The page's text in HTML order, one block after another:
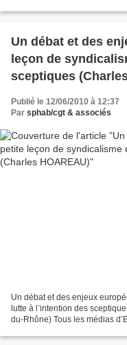
Un débat et des
leçon de
sceptiques
Publié le 12/06/2010 à 12:37
Par sphab/cgt & associés
Un débat et des enjeux
lutte à l’intention des
du-Rhône) Tous les médias